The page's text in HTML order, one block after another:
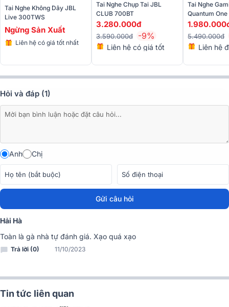
hồng, màu đen và màu bạc mới lạ, bắt mắt.
➣ Xem thêm: Bảng giá các mẫu Tai nghe JBL chính hãng rẻ nhất
Đánh giá chất lượng của Tai nghe chống ồn JBL
Live Pro 2 TWS
Sức mạnh âm thanh kiến tạo bởi driver dynamic kích thước 11mm
Tai Nghe Không Dây JBL
Live 300TWS
Ngừng Sản Xuất
Liên hệ có giá tốt nhất
Tai Nghe Chụp Tai JBL
CLUB 700BT
3.280.000đ
3.590.000đ -9%
Liên hệ có giá tốt
Tai Nghe
Quantum One
5.490.000đ
Liên hệ
Hỏi và đáp (1)
Anh Chị
Gửi câu hỏi
Hải Hà
Toàn là gà nhà tự đánh giá. Xạo quá xạo
Trả lời (0) 11/10/2023
Tin tức liên quan